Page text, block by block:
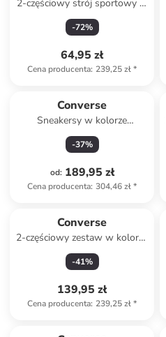
2-częściowy strój sportowy w
kolorze niebieskim
-72%
64,95 zł
Cena producenta: 239,25 zł*
Converse
Sneakersy w kolorze
granatowym
-37%
od: 189,95 zł
Cena producenta: 304,46 zł*
Converse
2-częściowy zestaw w kolorze
beżowym
-41%
139,95 zł
Cena producenta: 239,25 zł*